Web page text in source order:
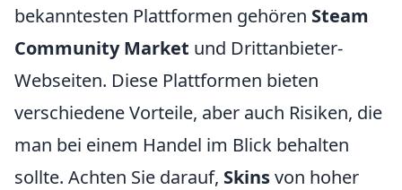
bekanntesten Plattformen gehören Steam
Community Market und Drittanbieter-
Webseiten. Diese Plattformen bieten
verschiedene Vorteile, aber auch Risiken, die
man bei einem Handel im Blick behalten
sollte. Achten Sie darauf, Skinsvon hoher